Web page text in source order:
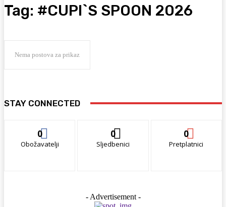
Tag: #CUPI`S SPOON 2026
Nema postova za prikaz
STAY CONNECTED
0
Obožavatelji
0
Sljedbenici
0
Pretplatnici
- Advertisement -